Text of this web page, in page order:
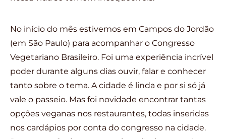
No início do mês estivemos em Campos do Jordão
(em São Paulo) para acompanhar o Congresso
Vegetariano Brasileiro. Foi uma experiência incrível
poder durante alguns dias ouvir, falar e conhecer
tanto sobre o tema. A cidade é linda e por si só já
vale o passeio. Mas foi novidade encontrar tantas
opções veganas nos restaurantes, todas inseridas
nos cardápios por conta do congresso na cidade.